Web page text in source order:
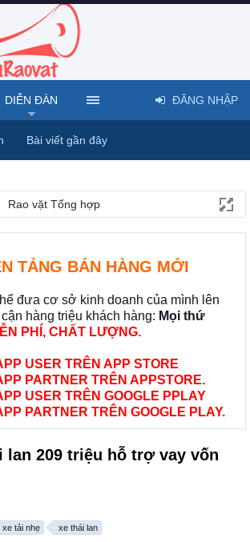
Rao vặt Tổng hợp
TẢNG BÁN HÀNG MỚI
đưa cơ sở kinh doanh của mình lên
hàng triệu khách hàng: Mọi thứ
PHÍ, CHẤT LƯỢNG.
USER TRÊN APP STORE
PARTNER TRÊN APPSTORE.
USER TRÊN GOOGLE PPLAY
PARTNER TRÊN GOOGLE PLAY.
lan 209 triệu hỗ trợ vay vốn
xe tải nhẹ xe thái lan
DIỄN ĐÀN
Bài viết gần đây
ĐĂNG NHẬP